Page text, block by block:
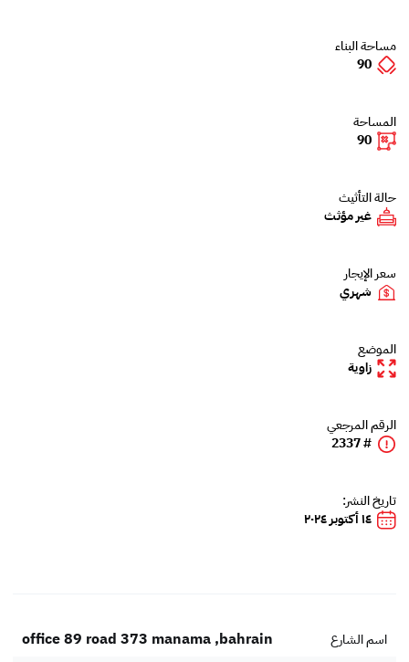
مساحة البناء
90
المساحة
90
حالة التأثيث
غير مؤثث
سعر الإيجار
شهري
الموضع
زاوية
الرقم المرجعي
# 2337
تاريخ النشر:
١٤ أكتوبر ٢٠٢٤
اسم الشارع office 89 road 373 manama ,bahrain